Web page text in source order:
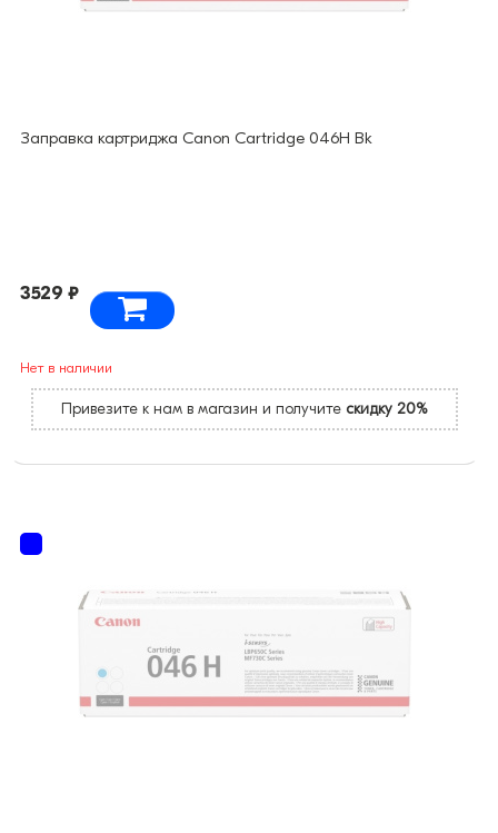
Заправка картриджа Canon Cartridge 046H Bk
3529 ₽
Нет в наличии
Привезите к нам в магазин и получите скидку 20%